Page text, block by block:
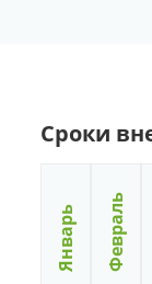
Сроки
Январь Февраль